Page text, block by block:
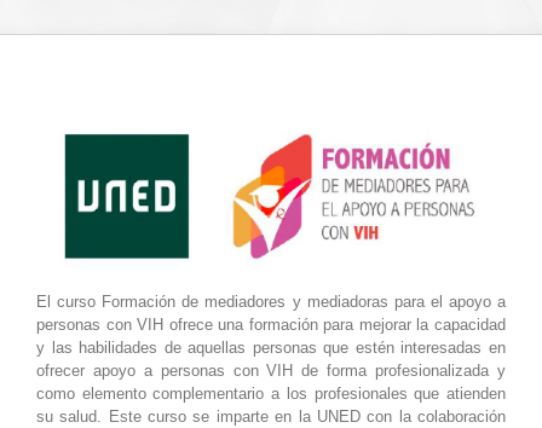
El curso Formación de mediadores y mediadoras para el apoyo a
personas con VIH ofrece una formación para mejorar la capacidad
y las habilidades de aquellas personas que estén interesadas en
ofrecer apoyo a personas con VIH de forma profesionalizada y
como elemento complementario a los profesionales que atienden
su salud. Este curso se imparte en la UNED con la colaboración